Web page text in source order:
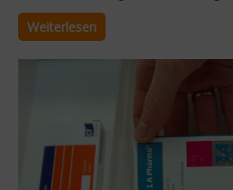
Weiterlesen